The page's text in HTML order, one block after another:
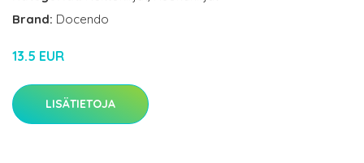
Brand: Docendo
13.5 EUR
LISÄTIETOJA